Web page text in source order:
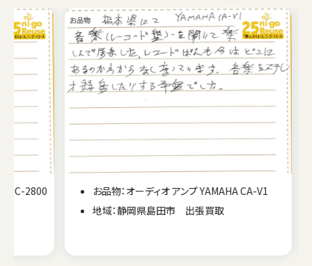
2800
お品物：オーディオ アンプ YAMAHA CA-V1
地域：静岡県島田市 出張買取